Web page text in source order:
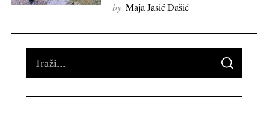
by Maja Jasić Dašić
S
A
C